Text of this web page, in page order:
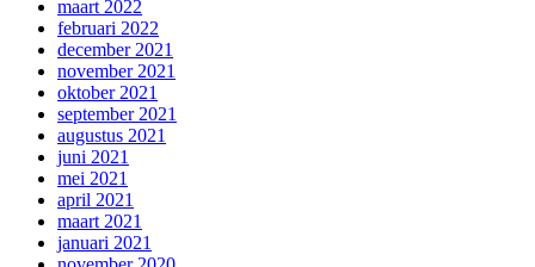
maart 2022
februari 2022
december 2021
november 2021
oktober 2021
september 2021
augustus 2021
juni 2021
mei 2021
april 2021
maart 2021
januari 2021